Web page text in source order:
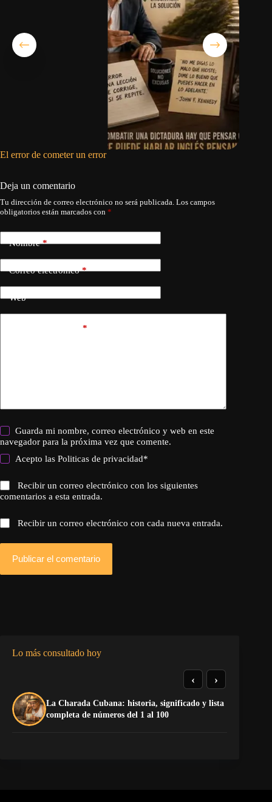
El error de cometer un error
Deja un comentario
Tu dirección de correo electrónico no será publicada. Los campos
obligatorios están marcados con *
Nombre*
Correo electrónico*
Web
*
Guarda mi nombre, correo electrónico y web en este
navegador para la próxima vez que comente.
Acepto lasPoliticas de privacidad*
Recibir un correo electrónico con los siguientes
comentarios a esta entrada.
Recibir un correo electrónico con cada nueva entrada.
Publicar el comentario
Lo más consultado hoy
La Charada Cubana: historia, significado y lista
completa de números del 1 al 100
‹ ›